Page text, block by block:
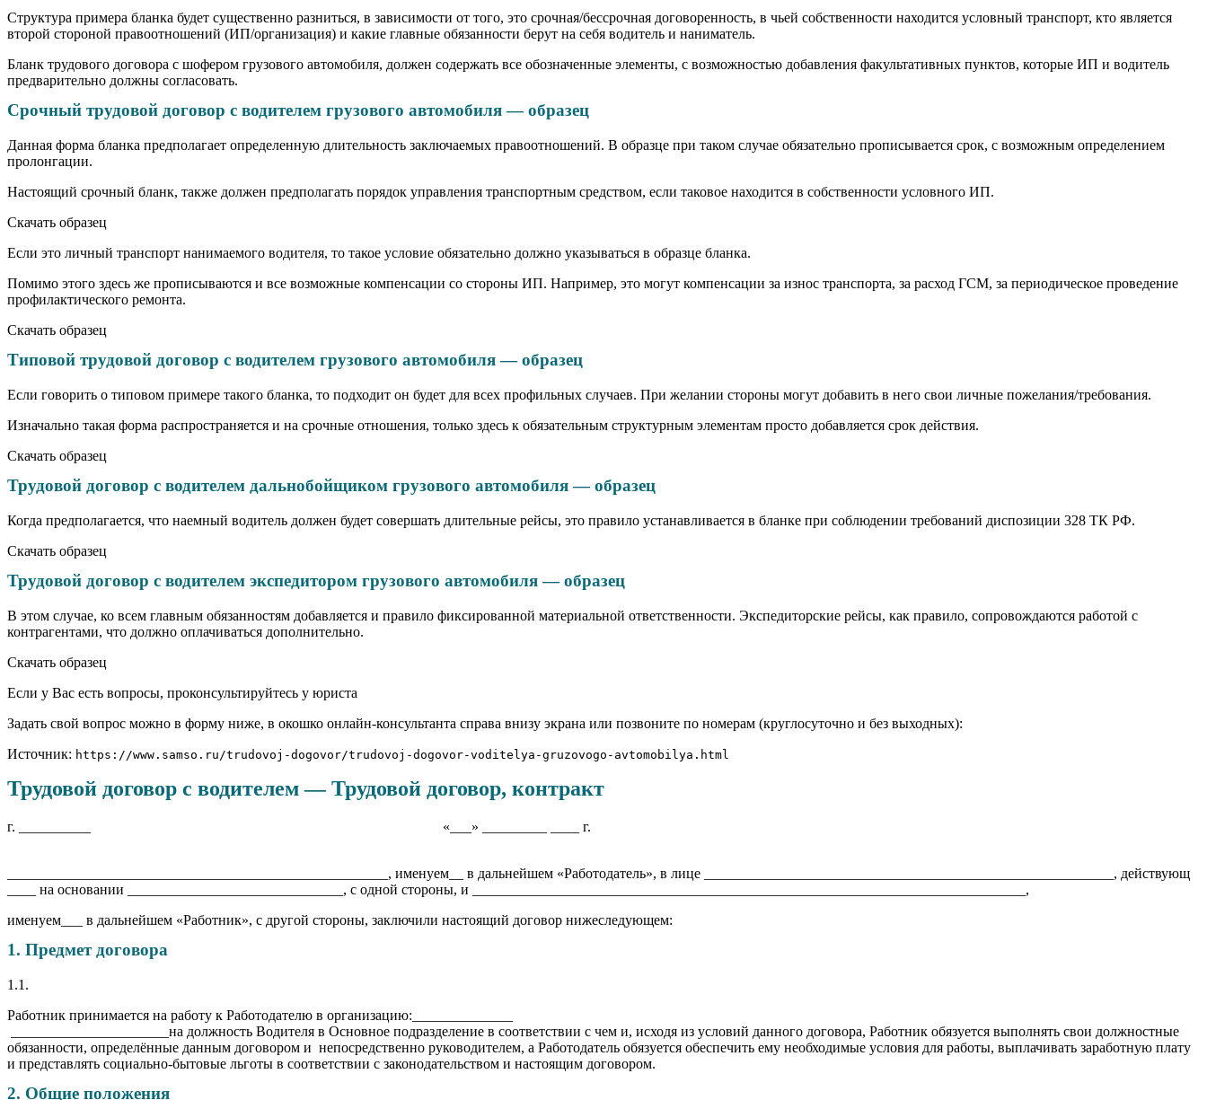
Структура примера бланка будет существенно разниться, в зависимости от того, это срочная/бессрочная договоренность, в чьей собственности находится условный транспорт, кто является
второй стороной правоотношений (ИП/организация) и какие главные обязанности берут на себя водитель и наниматель.
Бланк трудового договора с шофером грузового автомобиля, должен содержать все обозначенные элементы, с возможностью добавления факультативных пунктов, которые ИП и водитель
предварительно должны согласовать.
Срочный трудовой договор с водителем грузового автомобиля — образец
Данная форма бланка предполагает определенную длительность заключаемых правоотношений. В образце при таком случае обязательно прописывается срок, с возможным определением
пролонгации.
Настоящий срочный бланк, также должен предполагать порядок управления транспортным средством, если таковое находится в собственности условного ИП.
Скачать образец
Если это личный транспорт нанимаемого водителя, то такое условие обязательно должно указываться в образце бланка.
Помимо этого здесь же прописываются и все возможные компенсации со стороны ИП. Например, это могут компенсации за износ транспорта, за расход ГСМ, за периодическое проведение
профилактического ремонта.
Скачать образец
Типовой трудовой договор с водителем грузового автомобиля — образец
Если говорить о типовом примере такого бланка, то подходит он будет для всех профильных случаев. При желании стороны могут добавить в него свои личные пожелания/требования.
Изначально такая форма распространяется и на срочные отношения, только здесь к обязательным структурным элементам просто добавляется срок действия.
Скачать образец
Трудовой договор с водителем дальнобойщиком грузового автомобиля — образец
Когда предполагается, что наемный водитель должен будет совершать длительные рейсы, это правило устанавливается в бланке при соблюдении требований диспозиции 328 ТК РФ.
Скачать образец
Трудовой договор с водителем экспедитором грузового автомобиля — образец
В этом случае, ко всем главным обязанностям добавляется и правило фиксированной материальной ответственности. Экспедиторские рейсы, как правило, сопровождаются работой с
контрагентами, что должно оплачиваться дополнительно.
Скачать образец
Если у Вас есть вопросы, проконсультируйтесь у юриста
Задать свой вопрос можно в форму ниже, в окошко онлайн-консультанта справа внизу экрана или позвоните по номерам (круглосуточно и без выходных):
Источник: https://www.samso.ru/trudovoj-dogovor/trudovoj-dogovor-voditelya-gruzovogo-avtomobilya.html
Трудовой договор с водителем — Трудовой договор, контракт
г. __________ «___» _________ ____ г.
_____________________________________________________, именуем__ в дальнейшем «Работодатель», в лице _________________________________________________________, действующ
____ на основании ______________________________, с одной стороны, и _____________________________________________________________________________,
именуем___ в дальнейшем «Работник», с другой стороны, заключили настоящий договор нижеследующем:
1. Предмет договора
1.1.
Работник принимается на работу к Работодателю в организацию:______________
______________________на должность Водителя в Основное подразделение в соответствии с чем и, исходя из условий данного договора, Работник обязуется выполнять свои должностные
обязанности, определённые данным договором и непосредственно руководителем, а Работодатель обязуется обеспечить ему необходимые условия для работы, выплачивать заработную плату
и представлять социально-бытовые льготы в соответствии с законодательством и настоящим договором.
2. Общие положения